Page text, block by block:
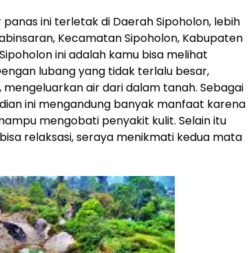
ini terletak di Daerah Sipoholon, lebih
Kecamatan Sipoholon, Kabupaten
ini adalah kamu bisa melihat
lubang yang tidak terlalu besar,
air dari dalam tanah. Sebagai
ini mengandung banyak manfaat karena
mengobati penyakit kulit. Selain itu
relaksasi, seraya menikmati kedua mata